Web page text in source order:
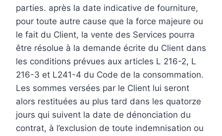
parties. après la date indicative de fourniture,
pour toute autre cause que la force majeure ou
le fait du Client, la vente des Services pourra
être résolue à la demande écrite du Client dans
les conditions prévues aux articles L 216-2, L
216-3 et L241-4 du Code de la consommation.
Les sommes versées par le Client lui seront
alors restituées au plus tard dans les quatorze
jours qui suivent la date de dénonciation du
contrat, à l’exclusion de toute indemnisation ou